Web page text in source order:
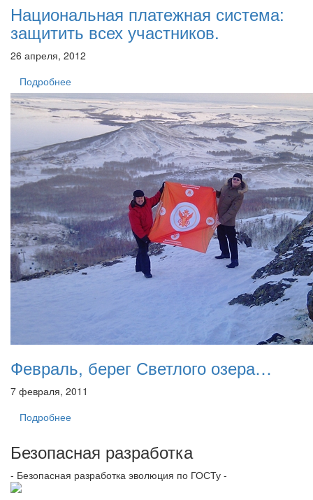
Национальная платежная система:
защитить всех участников.
26 апреля, 2012
Подробнее
Февраль, берег Светлого озера…
7 февраля, 2011
Подробнее
Безопасная разработка
- Безопасная разработка эволюция по ГОСТу -